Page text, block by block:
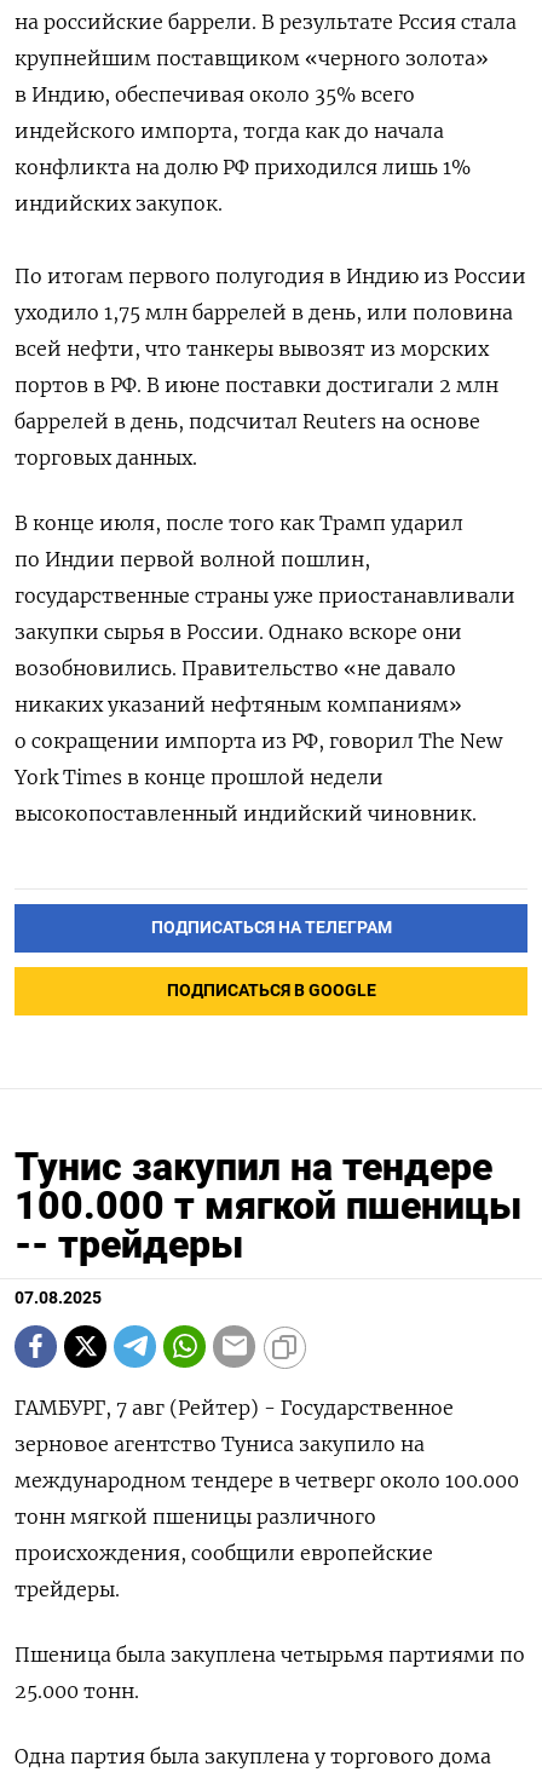
на российские баррели. В результате Рссия стала
крупнейшим поставщиком «черного золота»
в Индию, обеспечивая около 35% всего
индейского импорта, тогда как до начала
конфликта на долю РФ приходился лишь 1%
индийских закупок.
По итогам первого полугодия в Индию из России
уходило 1,75 млн баррелей в день, или половина
всей нефти, что танкеры вывозят из морских
портов в РФ. В июне поставки достигали 2 млн
баррелей в день, подсчитал Reuters на основе
торговых данных.
В конце июля, после того как Трамп ударил
по Индии первой волной пошлин,
государственные страны уже приостанавливали
закупки сырья в России. Однако вскоре они
возобновились. Правительство «не давало
никаких указаний нефтяным компаниям»
о сокращении импорта из РФ, говорил The New
York Times в конце прошлой недели
высокопоставленный индийский чиновник.
ПОДПИСАТЬСЯ НА ТЕЛЕГРАМ
ПОДПИСАТЬСЯ В GOOGLE
Тунис закупил на тендере
100.000 т мягкой пшеницы
-- трейдеры
07.08.2025
ГАМБУРГ, 7 авг (Рейтер) - Государственное
зерновое агентство Туниса закупило на
международном тендере в четверг около 100.000
тонн мягкой пшеницы различного
происхождения, сообщили европейские
трейдеры.
Пшеница была закуплена четырьмя партиями по
25.000 тонн.
Одна партия была закуплена у торгового дома